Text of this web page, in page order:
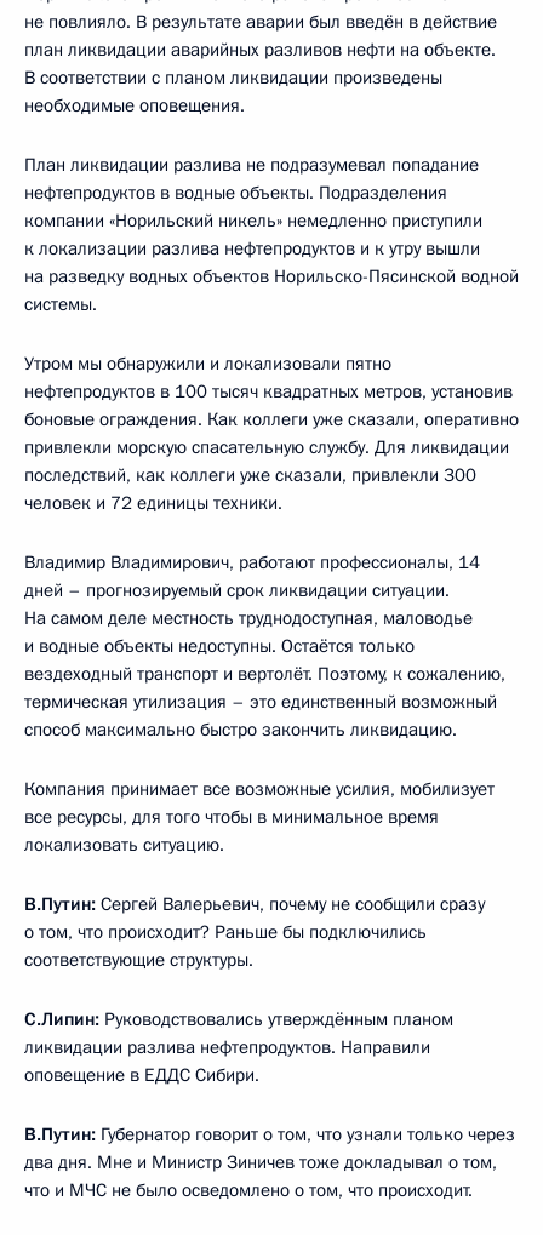
не повлияло. В результате аварии был введён в действие
план ликвидации аварийных разливов нефти на объекте.
В соответствии с планом ликвидации произведены
необходимые оповещения.
План ликвидации разлива не подразумевал попадание
нефтепродуктов в водные объекты. Подразделения
компании «Норильский никель» немедленно приступили
к локализации разлива нефтепродуктов и к утру вышли
на разведку водных объектов Норильско-Пясинской водной
системы.
Утром мы обнаружили и локализовали пятно
нефтепродуктов в 100 тысяч квадратных метров, установив
боновые ограждения. Как коллеги уже сказали, оперативно
привлекли морскую спасательную службу. Для ликвидации
последствий, как коллеги уже сказали, привлекли 300
человек и 72 единицы техники.
Владимир Владимирович, работают профессионалы, 14
дней – прогнозируемый срок ликвидации ситуации.
На самом деле местность труднодоступная, маловодье
и водные объекты недоступны. Остаётся только
вездеходный транспорт и вертолёт. Поэтому, к сожалению,
термическая утилизация – это единственный возможный
способ максимально быстро закончить ликвидацию.
Компания принимает все возможные усилия, мобилизует
все ресурсы, для того чтобы в минимальное время
локализовать ситуацию.
В.Путин: Сергей Валерьевич, почему не сообщили сразу
о том, что происходит? Раньше бы подключились
соответствующие структуры.
С.Липин: Руководствовались утверждённым планом
ликвидации разлива нефтепродуктов. Направили
оповещение в ЕДДС Сибири.
В.Путин: Губернатор говорит о том, что узнали только через
два дня. Мне и Министр Зиничев тоже докладывал о том,
что и МЧС не было осведомлено о том, что происходит.